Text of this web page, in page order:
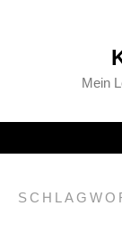
Mein